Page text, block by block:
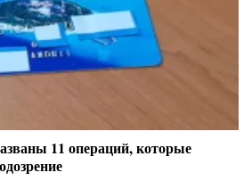
11 операций, которые